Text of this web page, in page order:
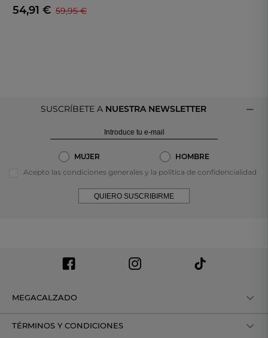
JGoldcrown UNO Lite Subtle Love
314088L-BKMT Negro Y Multicolor
54,91 € 59,95 €
SUSCRÍBETE A NUESTRA NEWSLETTER
MUJER
HOMBRE
Acepto las condiciones generales y la política de confidencialidad
QUIERO SUSCRIBIRME
MEGACALZADO
TÉRMINOS Y CONDICIONES